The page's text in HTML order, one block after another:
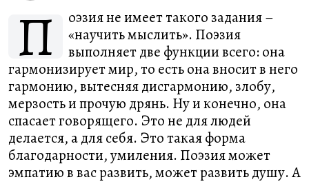
П
оэзия не имеет такого задания –
«научить мыслить». Поэзия
выполняет две функции всего: она
гармонизирует мир, то есть она вносит в него
гармонию, вытесняя дисгармонию, злобу,
мерзость и прочую дрянь. Ну и конечно, она
спасает говорящего. Это не для людей
делается, а для себя. Это такая форма
благодарности, умиления. Поэзия может
эмпатию в вас развить, может развить душу. А